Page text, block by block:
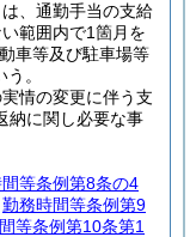
、通勤手当の支給
範囲内で1箇月を
車等及び駐車場等
う。
情の変更に伴う支
納に関し必要な事
等条例第8条の4
勤務時間等条例第9
等条例第10条第1